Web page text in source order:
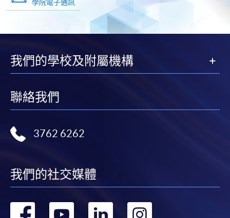
學院電子通訊
我們的學校及附屬機構
聯絡我們
3762 6262
我們的社交媒體